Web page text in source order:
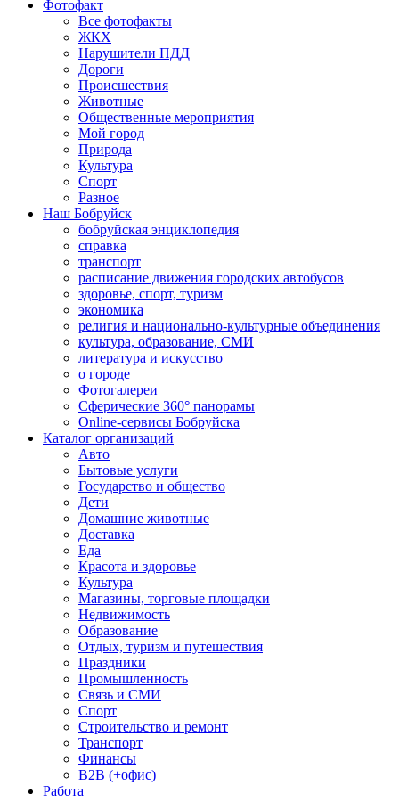
Фотофакт
Все фотофакты
ЖКХ
Нарушители ПДД
Дороги
Происшествия
Животные
Общественные мероприятия
Мой город
Природа
Культура
Спорт
Разное
Наш Бобруйск
бобруйская энциклопедия
справка
транспорт
расписание движения городских автобусов
здоровье, спорт, туризм
экономика
религия и национально-культурные объединения
культура, образование, СМИ
литература и искусство
о городе
Фотогалереи
Сферические 360° панорамы
Online-сервисы Бобруйска
Каталог организаций
Авто
Бытовые услуги
Государство и общество
Дети
Домашние животные
Доставка
Еда
Красота и здоровье
Культура
Магазины, торговые площадки
Недвижимость
Образование
Отдых, туризм и путешествия
Праздники
Промышленность
Связь и СМИ
Спорт
Строительство и ремонт
Транспорт
Финансы
B2B (+офис)
Работа